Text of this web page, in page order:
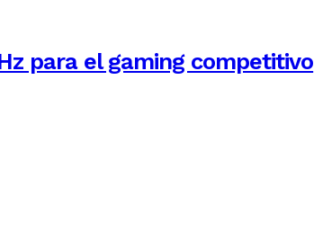
para el gaming competitivo